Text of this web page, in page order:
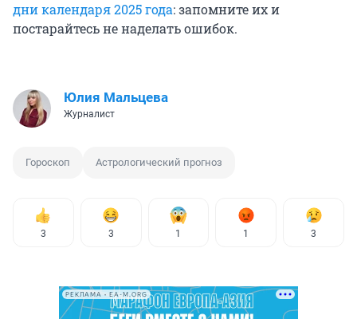
дни календаря 2025 года: запомните их и
постарайтесь не наделать ошибок.
Юлия Мальцева
Журналист
Гороскоп Астрологический прогноз
3 3 1 1 3
РЕКЛАМА • EA-M.ORG